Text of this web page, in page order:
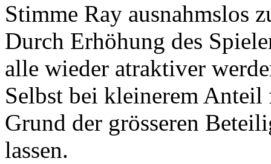
Stimme Ray ausnahmslos
Durch Erhöhung des
alle wieder atraktiver
Selbst bei kleinerem
Grund der grösseren
lassen.